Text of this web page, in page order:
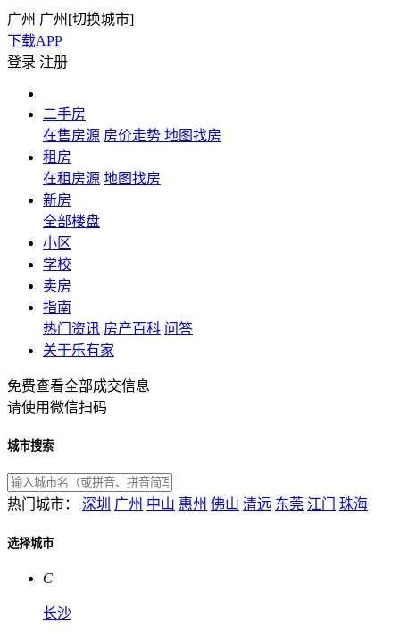
广州 广州[切换城市]
下载APP
登录 注册
二手房
在售房源 房价走势 地图找房
租房
在租房源 地图找房
新房
全部楼盘
小区
学校
卖房
指南
热门资讯 房产百科 问答
关于乐有家
免费查看全部成交信息
请使用微信扫码
城市搜索
热门城市： 深圳 广州 中山 惠州 佛山 清远 东莞 江门 珠海
选择城市
C
长沙